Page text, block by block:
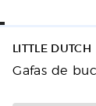
LITTLE DUTCH
Gafas de